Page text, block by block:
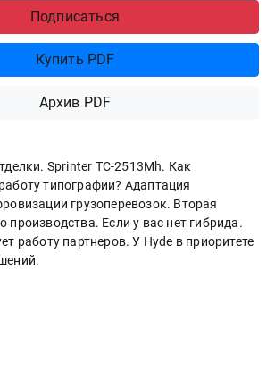
Подписаться
Купить PDF
Архив PDF
Sprinter ТС-2513Mh. Как
типографии? Адаптация
грузоперевозок. Вторая
производства. Если у вас нет гибрида.
работу партнеров. У Hyde в приоритете